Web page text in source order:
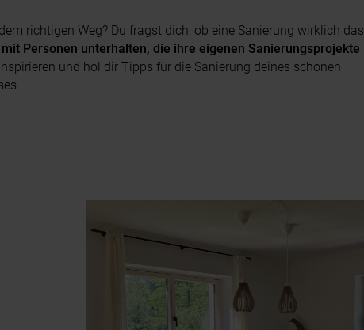
richtigen Weg? Du fragst dich, ob eine Sanierung wirklich das
Personen unterhalten, die ihre eigenen Sanierungsprojekte
und hol dir Tipps für die Sanierung deines schönen